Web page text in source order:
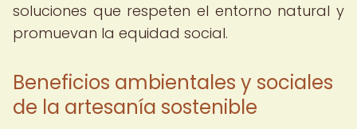
soluciones que respeten el entorno natural y
promuevan la equidad social.
Beneficios ambientales y sociales
de la artesanía sostenible